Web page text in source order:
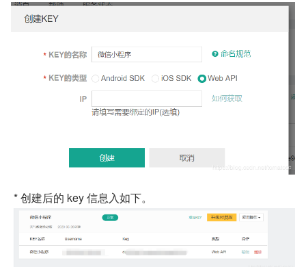
* 创建后的 key 信息入如下。